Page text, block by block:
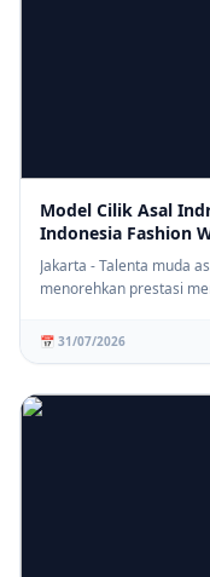
Model Cilik Asal
Indonesia Fashion
Jakarta - Talenta muda
menorehkan prestasi
📅 31/07/2026